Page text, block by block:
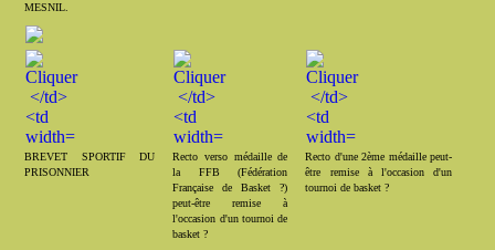
MESNIL.
BREVET SPORTIF DU
PRISONNIER
Recto verso médaille de
la FFB (Fédération
Française de Basket ?)
peut-être remise à
l'occasion d'un tournoi de
basket ?
Recto d'une 2ème médaille peut-
être remise à l'occasion d'un
tournoi de basket ?